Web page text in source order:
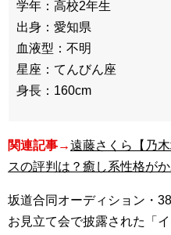
学年：高校2年生
出身：愛知県
血液型：不明
星座：てんびん座
身長：160cm
関連記事→遠藤さくら【乃
スの評判は？癒し系性格が
坂道合同オーディション・
お見立て会で披露された「